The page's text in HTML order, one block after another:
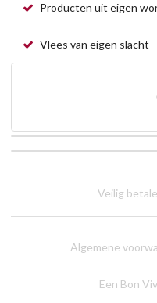
Producten uit eigen
Vlees van eigen slacht
Veilig
Algemene
Een Bon